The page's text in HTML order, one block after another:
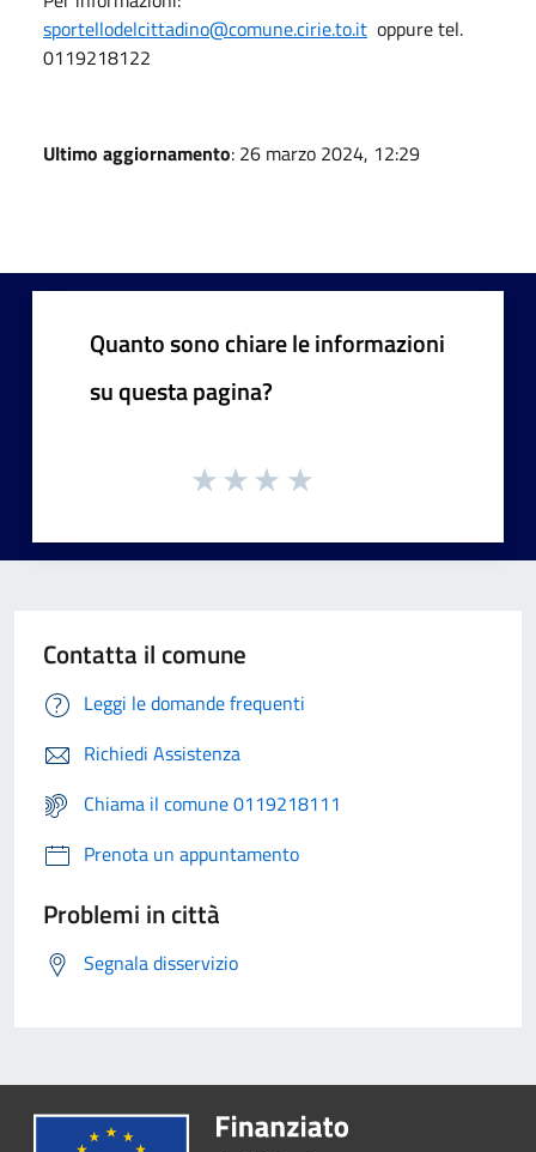
sportellodelcittadino@comune.cirie.to.it oppure tel.
0119218122
Ultimo aggiornamento: 26 marzo 2024, 12:29
Quanto sono chiare le informazioni
su questa pagina?
Contatta il comune
Leggi le domande frequenti
Richiedi Assistenza
Chiama il comune 0119218111
Prenota un appuntamento
Problemi in città
Segnala disservizio